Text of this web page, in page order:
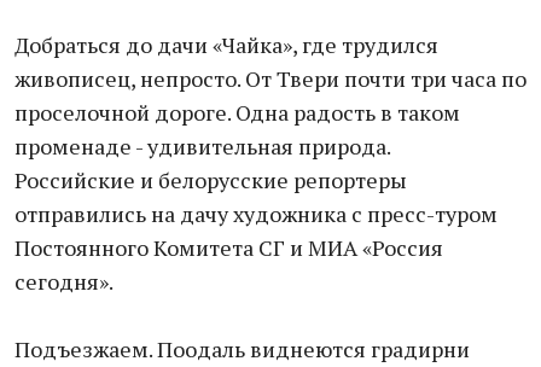
Добраться до дачи «Чайка», где трудился
живописец, непросто. От Твери почти три часа по
проселочной дороге. Одна радость в таком
променаде - удивительная природа.
Российские и белорусские репортеры
отправились на дачу художника с пресс-туром
Постоянного Комитета СГ и МИА «Россия
сегодня».
Подъезжаем. Поодаль виднеются градирни